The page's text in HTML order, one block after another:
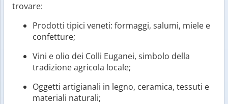
trovare:
Prodotti tipici veneti: formaggi, salumi, miele e
confetture;
Vini e olio dei Colli Euganei, simbolo della
tradizione agricola locale;
Oggetti artigianali in legno, ceramica, tessuti e
materiali naturali;